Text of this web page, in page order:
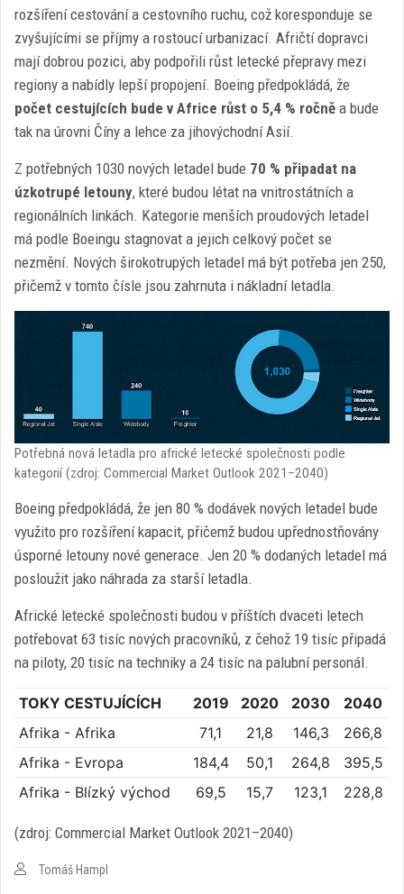
rozšíření cestování a cestovního ruchu, což koresponduje se
zvyšujícími se příjmy a rostoucí urbanizací. Afričtí dopravci
mají dobrou pozici, aby podpořili růst letecké přepravy mezi
regiony a nabídly lepší propojení. Boeing předpokládá, že
počet cestujících bude v Africe růst o 5,4 % ročně a bude
tak na úrovni Číny a lehce za jihovýchodní Asií.
Z potřebných 1030 nových letadel bude 70 % připadat na
úzkotrupé letouny, které budou létat na vnitrostátních a
regionálních linkách. Kategorie menších proudových letadel
má podle Boeingu stagnovat a jejich celkový počet se
nezmění. Nových širokotrupých letadel má být potřeba jen 250,
přičemž v tomto čísle jsou zahrnuta i nákladní letadla.
Potřebná nová letadla pro africké letecké společnosti podle
kategorií (zdroj: Commercial Market Outlook 2021–2040)
Boeing předpokládá, že jen 80 % dodávek nových letadel bude
využito pro rozšíření kapacit, přičemž budou upřednostňovány
úsporné letouny nové generace. Jen 20 % dodaných letadel má
posloužit jako náhrada za starší letadla.
Africké letecké společnosti budou v příštích dvaceti letech
potřebovat 63 tisíc nových pracovníků, z čehož 19 tisíc připadá
na piloty, 20 tisíc na techniky a 24 tisíc na palubní personál.
TOKY CESTUJÍCÍCH 2019 2020 2030
2040
Afrika - Afrika
71,1 21,8 146,3
266,8
Afrika - Evropa
184,4 50,1 264,8
395,5
Afrika - Blízký východ
69,5 15,7 123,1 228,8
(zdroj: Commercial Market Outlook 2021–2040)
Tomáš Hampl